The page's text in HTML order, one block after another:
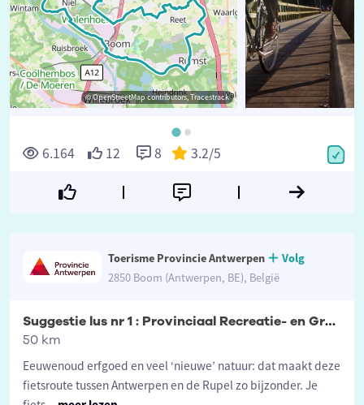
© OpenStreetMap contributors, Tracestrack
6.164 12 8 3.2/5
Toerisme Provincie Antwerpen
Volg
2850 Boom (Antwerpen, BE), België
Suggestie lus nr 1 : Provinciaal Recreatie- en Groendomein De Schorre
50 km
Eeuwenoud erfgoed en veel ‘nieuwe’ natuur: dat maakt deze
fietsroute tussen Antwerpen en de Rupel zo bijzonder. Je